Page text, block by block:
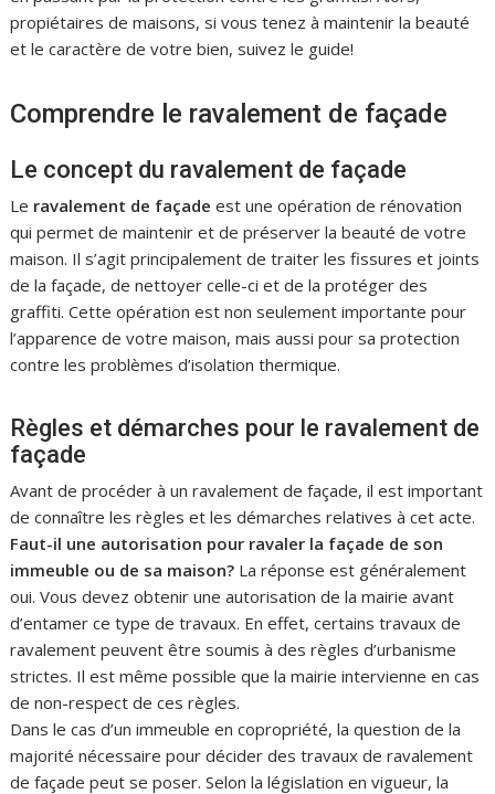
propiétaires de maisons, si vous tenez à maintenir la beauté
et le caractère de votre bien, suivez le guide!
Comprendre le ravalement de façade
Le concept du ravalement de façade
Le ravalement de façade est une opération de rénovation
qui permet de maintenir et de préserver la beauté de votre
maison. Il s’agit principalement de traiter les fissures et joints
de la façade, de nettoyer celle-ci et de la protéger des
graffiti. Cette opération est non seulement importante pour
l’apparence de votre maison, mais aussi pour sa protection
contre les problèmes d’isolation thermique.
Règles et démarches pour le ravalement de
façade
Avant de procéder à un ravalement de façade, il est important
de connaître les règles et les démarches relatives à cet acte.
Faut-il une autorisation pour ravaler la façade de son
immeuble ou de sa maison? La réponse est généralement
oui. Vous devez obtenir une autorisation de la mairie avant
d’entamer ce type de travaux. En effet, certains travaux de
ravalement peuvent être soumis à des règles d’urbanisme
strictes. Il est même possible que la mairie intervienne en cas
de non-respect de ces règles.
Dans le cas d’un immeuble en copropriété, la question de la
majorité nécessaire pour décider des travaux de ravalement
de façade peut se poser. Selon la législation en vigueur, la